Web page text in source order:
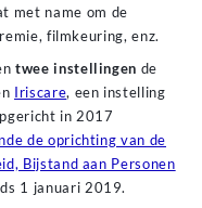
met name om de
filmkeuring, enz.
twee instellingen de
Iriscare, een instelling
in 2017
de oprichting van de
Bijstand aan Personen
1 januari 2019.